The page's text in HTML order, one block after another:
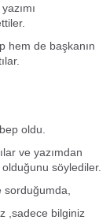
hem de başkanın
oldu.
ve yazımdan
söylediler.
sorduğumda,
,sadece bilginiz